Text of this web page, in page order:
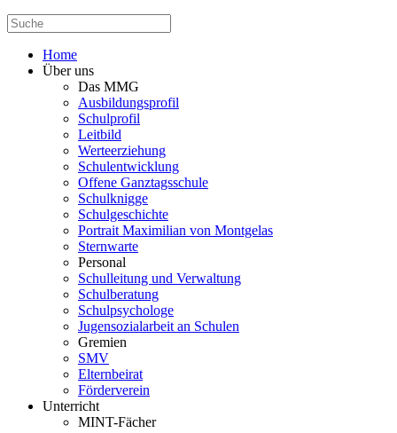
Home
Über uns
Das MMG
Ausbildungsprofil
Schulprofil
Leitbild
Werteerziehung
Schulentwicklung
Offene Ganztagsschule
Schulknigge
Schulgeschichte
Portrait Maximilian von Montgelas
Sternwarte
Personal
Schulleitung und Verwaltung
Schulberatung
Schulpsychologe
Jugensozialarbeit an Schulen
Gremien
SMV
Elternbeirat
Förderverein
Unterricht
MINT-Fächer